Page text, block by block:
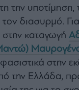
την υποτίμηση,
διασυρμό.
καταγωγή
στην
την Ελλάδα,